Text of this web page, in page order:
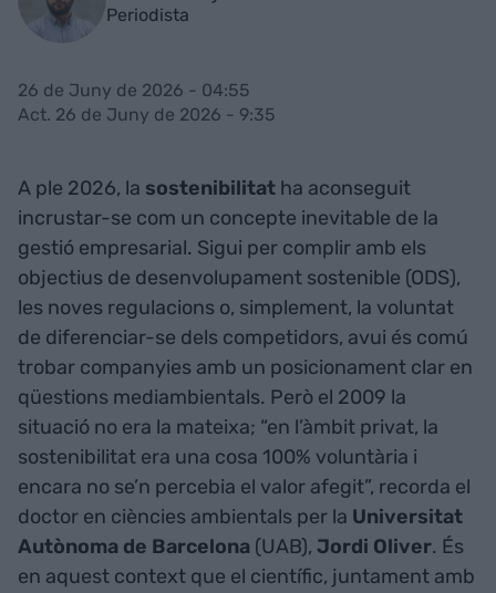
Periodista
26 de Juny de 2026 - 04:55
Act. 26 de Juny de 2026 - 9:35
A ple 2026, la sostenibilitat ha aconseguit
incrustar-se com un concepte inevitable de la
gestió empresarial. Sigui per complir amb els
objectius de desenvolupament sostenible (ODS),
les noves regulacions o, simplement, la voluntat
de diferenciar-se dels competidors, avui és comú
trobar companyies amb un posicionament clar en
qüestions mediambientals. Però el 2009 la
situació no era la mateixa; “en l’àmbit privat, la
sostenibilitat era una cosa 100% voluntària i
encara no se’n percebia el valor afegit”, recorda el
doctor en ciències ambientals per la Universitat
Autònoma de Barcelona (UAB), Jordi Oliver. És
en aquest context que el científic, juntament amb